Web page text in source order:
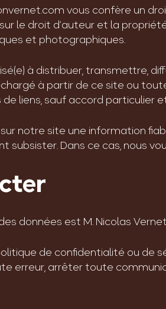
vous confère un
le droit d’auteur et la
et photographiques.
à distribuer, transmettre,
à partir de ce site ou
liens, sauf accord particulier
notre site une information
subsister. Dans ce cas, nous
données est M. Nicolas Vernet
de confidentialité ou de
erreur, arrêter toute